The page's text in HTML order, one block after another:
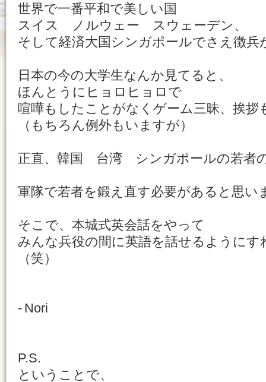
世界で一番平和で美しい国
スイス ノルウェー スウェーデン、
そして経済大国シンガポールでさえ徴兵
日本の今の大学生なんか見てると、
ほんとうにヒョロヒョロで
喧嘩もしたことがなくゲーム三昧、挨拶
（もちろん例外もいますが）
正直、韓国 台湾 シンガポールの若者
軍隊で若者を鍛え直す必要があると思い
そこで、本城式英会話をやって
みんな兵役の間に英語を話せるようにす
（笑）
- Nori
P.S.
ということで、